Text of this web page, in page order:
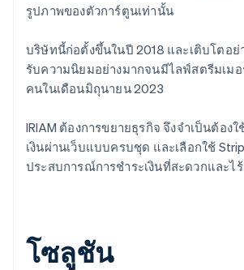
รูปภาพของตัวการ์ตูนเท่านั้น
บริษัทนี้ก่อตั้งขึ้นในปี 2018 และเติบโตอย่
รับความนิยมอย่างมากจนมีไลฟ์สตรีมเมอ
คนในเดือนมิถุนายน 2023
IRIAM ต้องการขยายธุรกิจ จึงจำเป็นต้อง
เงินผ่านเว็บแบบครบชุด และเลือกใช้
ประสบการณ์การชำระเงินที่สะดวกและไ
โซลูชัน